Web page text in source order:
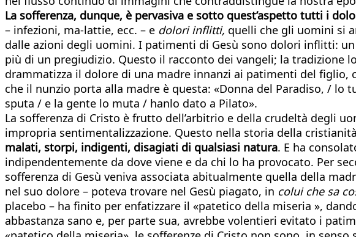
La sofferenza, dunque, è pervasiva e sotto quest’aspetto tutti i
– infezioni, ma-lattie, ecc. – e dolori inflitti, quelli che gli uomini si
dalle azioni degli uomini. I patimenti di Gesù sono dolori inflitti:
più di un pregiudizio. Questo il racconto dei vangeli; la tradizione
drammatizza il dolore di una madre innanzi ai patimenti del
che il nunzio porta alla madre è questa: «Donna del Paradiso, / lo
sputa / e la gente lo muta / hanlo dato a Pilato».
La sofferenza di Cristo è frutto dell’arbitrio e della crudeltà degli
impropria sentimentalizzazione. Questo nella storia della
malati, storpi, indigenti, disagiati di qualsiasi natura. E ha
indipendentemente da dove viene e da chi lo ha provocato. Per
sofferenza di Gesù veniva associata abitualmente quella della
nel suo dolore – poteva trovare nel Gesù piagato, in colui che sa
placebo – ha finito per enfatizzare il «patetico della miseria »,
abbastanza sano e, per parte sua, avrebbe volentieri evitato i